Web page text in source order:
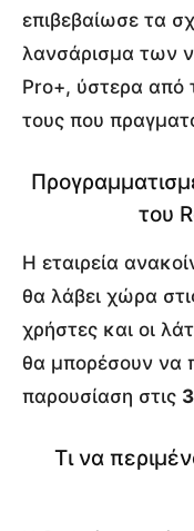
επιβεβαίωσε τα
λανσάρισμα των
Pro+, ύστερα από
τους που
του
Η εταιρεία
θα λάβει χώρα
χρήστες και οι
θα μπορέσουν να
παρουσίαση στις
Τι να